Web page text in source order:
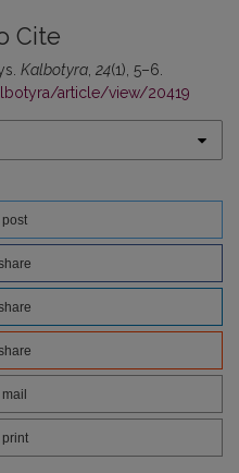
Cite
Kalbotyra, 24(1), 5–6.
article/view/20419
post
mail
print